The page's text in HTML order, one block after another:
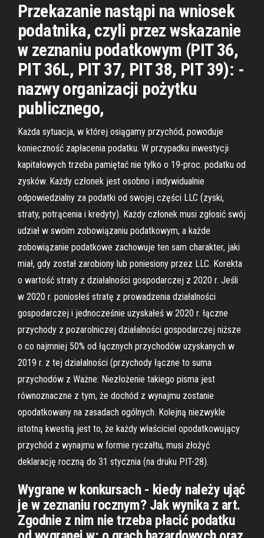
Przekazanie nastąpi na wniosek
podatnika, czyli przez wskazanie
w zeznaniu podatkowym (PIT 36,
PIT 36L, PIT 37, PIT 38, PIT 39): -
nazwy organizacji pożytku
publicznego,
Każda sytuacja, w której osiągamy przychód, powoduje
konieczność zapłacenia podatku. W przypadku inwestycji
kapitałowych trzeba pamiętać nie tylko o 19-proc. podatku od
zysków. Każdy członek jest osobno i indywidualnie
odpowiedzialny za podatki od swojej części LLC (zyski,
straty, potrącenia i kredyty). Każdy członek musi zgłosić swój
udział w swoim zobowiązaniu podatkowym, a każde
zobowiązanie podatkowe zachowuje ten sam charakter, jaki
miał, gdy został zarobiony lub poniesiony przez LLC. Korekta
o wartość straty z działalności gospodarczej z 2020 r. Jeśli
w 2020 r. poniosłeś stratę z prowadzenia działalności
gospodarczej i jednocześnie uzyskałeś w 2020 r. łączne
przychody z pozarolniczej działalności gospodarczej niższe
o co najmniej 50% od łącznych przychodów uzyskanych w
2019 r. z tej działalności (przychody łączne to suma
przychodów z Ważne: Niezłożenie takiego pisma jest
równoznaczne z tym, że dochód z wynajmu zostanie
opodatkowany na zasadach ogólnych. Kolejną niezwykle
istotną kwestią jest to, że każdy właściciel opodatkowujący
przychód z wynajmu w formie ryczałtu, musi złożyć
deklarację roczną do 31 stycznia (na druku PIT-28).
Wygrane w konkursach - kiedy należy ująć
je w zeznaniu rocznym? Jak wynika z art.
Zgodnie z nim nie trzeba płacić podatku